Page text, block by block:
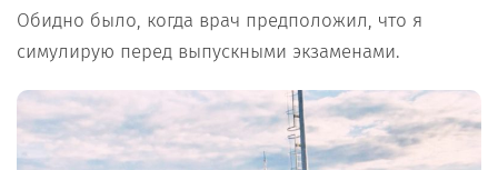
Обидно было, когда врач предположил, что я
симулирую перед выпускными экзаменами.